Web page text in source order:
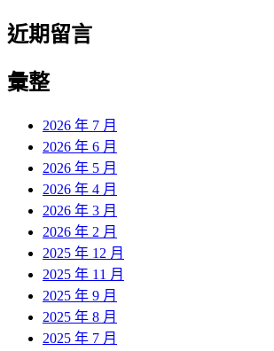
近期留言
彙整
2026 年 7 月
2026 年 6 月
2026 年 5 月
2026 年 4 月
2026 年 3 月
2026 年 2 月
2025 年 12 月
2025 年 11 月
2025 年 9 月
2025 年 8 月
2025 年 7 月